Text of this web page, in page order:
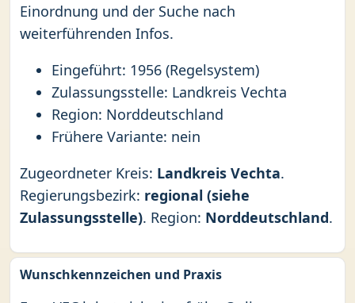
Einordnung und der Suche nach
weiterführenden Infos.
Eingeführt: 1956 (Regelsystem)
Zulassungsstelle: Landkreis Vechta
Region: Norddeutschland
Frühere Variante: nein
Zugeordneter Kreis: Landkreis Vechta.
Regierungsbezirk: regional (siehe
Zulassungsstelle). Region: Norddeutschland.
Wunschkennzeichen und Praxis